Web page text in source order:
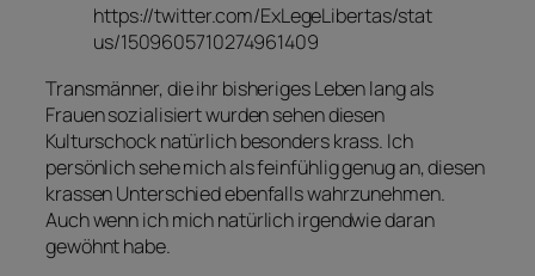
https://twitter.com/ExLegeLibertas/stat
us/1509605710274961409
Transmänner, die ihr bisheriges Leben lang als
Frauen sozialisiert wurden sehen diesen
Kulturschock natürlich besonders krass. Ich
persönlich sehe mich als feinfühlig genug an, diesen
krassen Unterschied ebenfalls wahrzunehmen.
Auch wenn ich mich natürlich irgendwie daran
gewöhnt habe.